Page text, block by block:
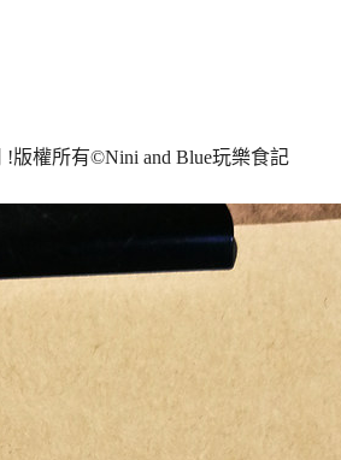
!版權所有©Nini and Blue玩樂食記